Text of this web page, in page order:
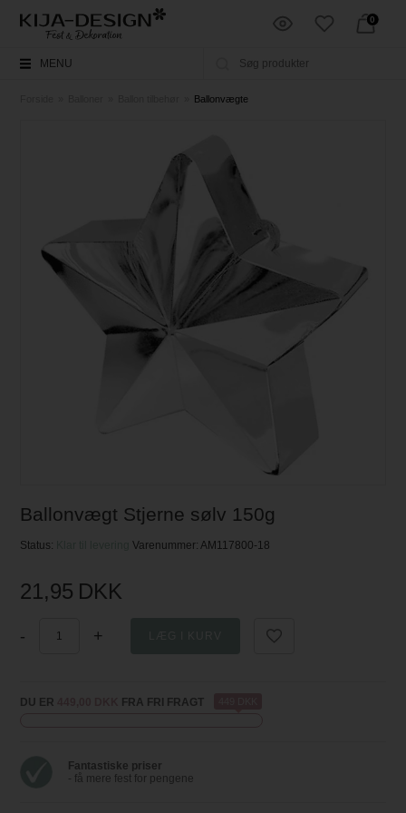
0
MENU
Ballonvægte
Ballonvægt Stjerne sølv 150g
Status: Klar til leveringVarenummer:AM117800-18
21,95 DKK
- +
DU ER FRA FRI FRAGT
Fantastiske priser
- få mere fest for pengene